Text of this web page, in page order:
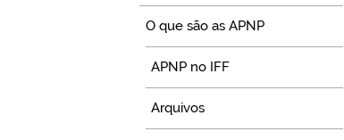
O que são as APNP
APNP no IFF
Arquivos